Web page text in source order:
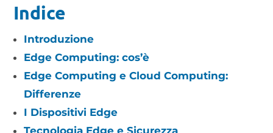
Indice
Introduzione
Edge Computing: cos’è
Edge Computing e Cloud Computing:
Differenze
I Dispositivi Edge
Tecnologia Edge e Sicurezza